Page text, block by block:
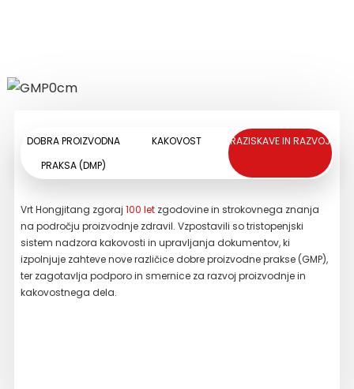
DOBRA PROIZVODNA
PRAKSA (DMP)
KAKOVOST RAZISKAVE IN RAZVOJ
Vrt Hongjitang zgoraj 100 let zgodovine in strokovnega znanja
na področju proizvodnje zdravil. Vzpostavili so tristopenjski
sistem nadzora kakovosti in upravljanja dokumentov, ki
izpolnjuje zahteve nove različice dobre proizvodne prakse (GMP),
ter zagotavlja podporo in smernice za razvoj proizvodnje in
kakovostnega dela.